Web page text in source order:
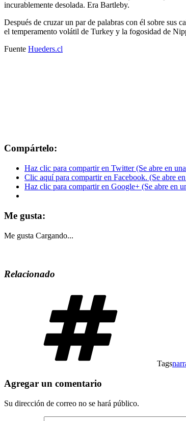
incurablemente desolada. Era Bartleby.
Después de cruzar un par de palabras con él sobre sus
el temperamento volátil de Turkey y la fogosidad de
Fuente Hueders.cl
Compártelo:
Haz clic para compartir en Twitter (Se abre en
Clic aquí para compartir en Facebook. (Se abre
Haz clic para compartir en Google+ (Se abre en
Me gusta:
Me gusta Cargando...
Relacionado
Tags
Agregar un comentario
Su dirección de correo no se hará público.